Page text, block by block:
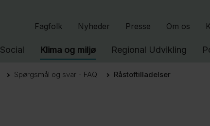
Fagfolk Nyheder Presse Om os
Social Klima og miljø Regional Udvikling
Spørgsmål og svar - FAQ Råstoftilladelser